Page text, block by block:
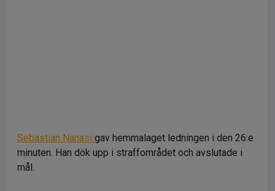
Sebastian Nanasi gav hemmalaget ledningen i den 26:e
minuten. Han dök upp i straffområdet och avslutade i
mål.